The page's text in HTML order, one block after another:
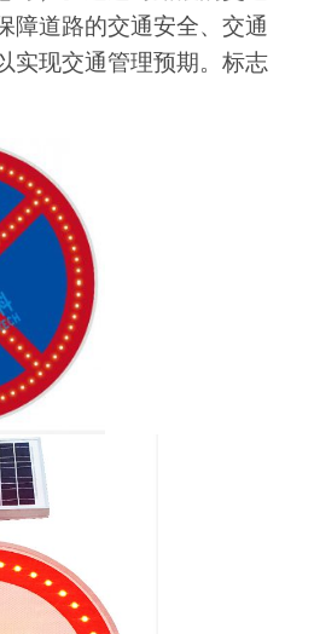
障道路的交通安全、交通
实现交通管理预期。标志